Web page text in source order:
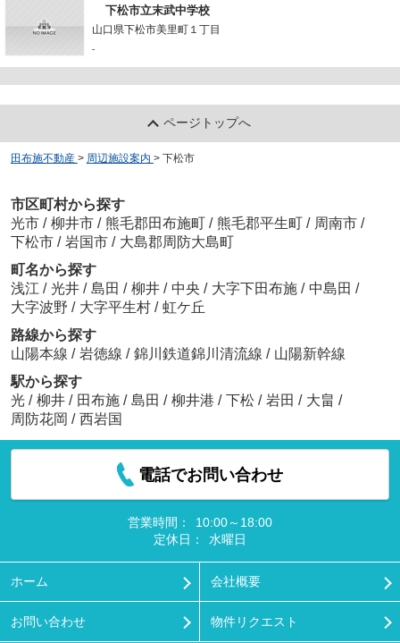
下松市立末武中学校
山口県下松市美里町１丁目
-
ページトップへ
田布施不動産 > 周辺施設案内 > 下松市
市区町村から探す
光市 / 柳井市 / 熊毛郡田布施町 / 熊毛郡平生町 / 周南市 /
下松市 / 岩国市 / 大島郡周防大島町
町名から探す
浅江 / 光井 / 島田 / 柳井 / 中央 / 大字下田布施 / 中島田 /
大字波野 / 大字平生村 / 虹ケ丘
路線から探す
山陽本線 / 岩徳線 / 錦川鉄道錦川清流線 / 山陽新幹線
駅から探す
光 / 柳井 / 田布施 / 島田 / 柳井港 / 下松 / 岩田 / 大畠 /
周防花岡 / 西岩国
電話でお問い合わせ
営業時間：
10:00～18:00
定休日：
水曜日
ホーム 会社概要
お問い合わせ 物件リクエスト